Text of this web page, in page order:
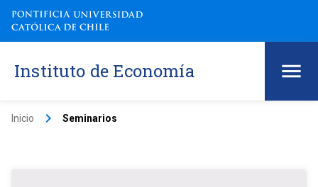
Instituto de Economía
Inicio keyboard_arrow_right Seminarios